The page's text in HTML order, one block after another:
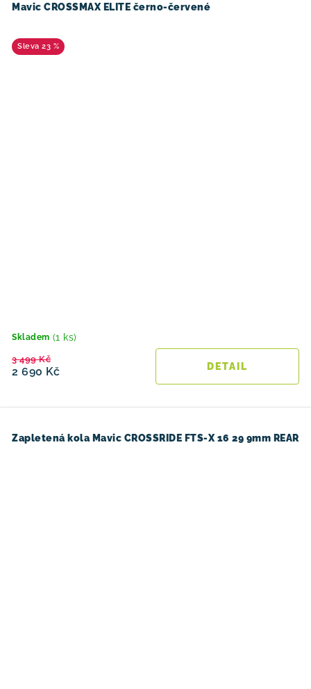
Mavic CROSSMAX ELITE černo-červené
23 %
Skladem (1 ks)
2 690 Kč
3 499 Kč
Zapletená kola Mavic CROSSRIDE FTS-X 16 29 9mm REAR